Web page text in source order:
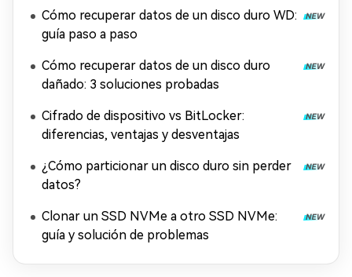
Cómo recuperar datos de un disco duro WD:
guía paso a paso
Cómo recuperar datos de un disco duro
dañado: 3 soluciones probadas
Cifrado de dispositivo vs BitLocker:
diferencias, ventajas y desventajas
¿Cómo particionar un disco duro sin perder
datos?
Clonar un SSD NVMe a otro SSD NVMe:
guía y solución de problemas